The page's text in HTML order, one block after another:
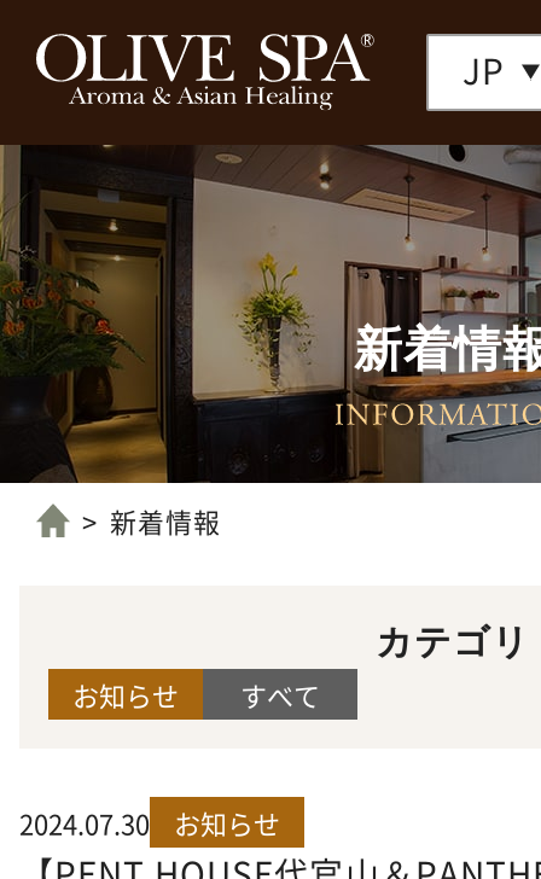
JP
店舗一覧へ新着情
新着情報
カテゴリ
お知らせ すべて
2024.07.30 お知らせ